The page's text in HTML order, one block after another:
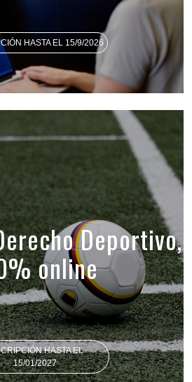
HASTA EL 15/9/2026
Deportivo,
online
HASTA EL
15/01/2027